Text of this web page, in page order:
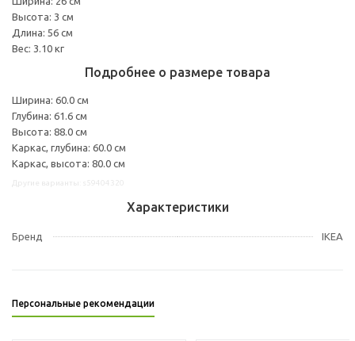
Высота: 3 см
Длина: 56 см
Вес: 3.10 кг
Подробнее о размере товара
Ширина: 60.0 см
Глубина: 61.6 см
Высота: 88.0 см
Каркас, глубина: 60.0 см
Каркас, высота: 80.0 см
Характеристики
Бренд IKEA
Персональные рекомендации